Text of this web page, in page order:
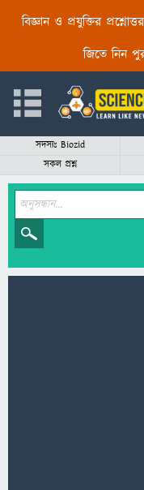
বিজ্ঞান ও প্রযুক্তির
জিতে নিন
সদস্যঃ Biozid
সকল প্রশ্ন